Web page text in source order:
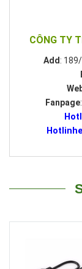
CÔNG TY
Add:
Fanpage: